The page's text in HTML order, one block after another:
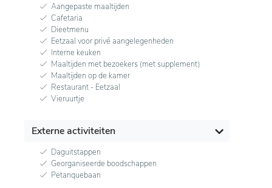
Aangepaste maaltijden
Cafetaria
Dieetmenu
Eetzaal voor privé aangelegenheden
Interne keuken
Maaltijden met bezoekers (met supplement)
Maaltijden op de kamer
Restaurant - Eetzaal
Vieruurtje
Externe activiteiten
Daguitstappen
Georganiseerde boodschappen
Petanquebaan